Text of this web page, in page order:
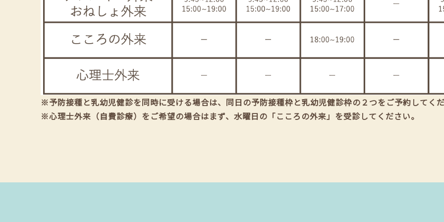
※予防接種と乳幼児健診を同時に受ける場合は、同日の予防接種枠と乳幼児健診枠の２つをご予約してく
※心理士外来（自費診療）をご希望の場合はまず、水曜日の「こころの外来」を受診してください。